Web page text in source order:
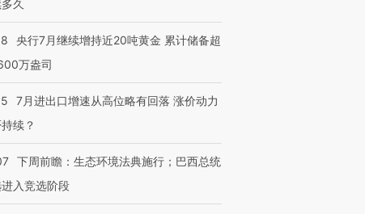
久
央行7月继续增持近20吨黄金 累计储备超
万盎司
7月进出口增速从高位略有回落 涨价动力
续？
下周前瞻：生态环境法典施行；巴西总统
入竞选阶段